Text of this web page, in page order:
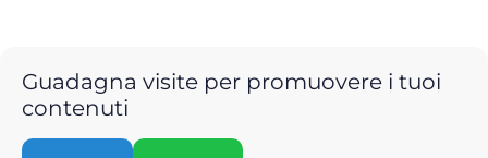
Guadagna visite per promuovere i tuoi
contenuti